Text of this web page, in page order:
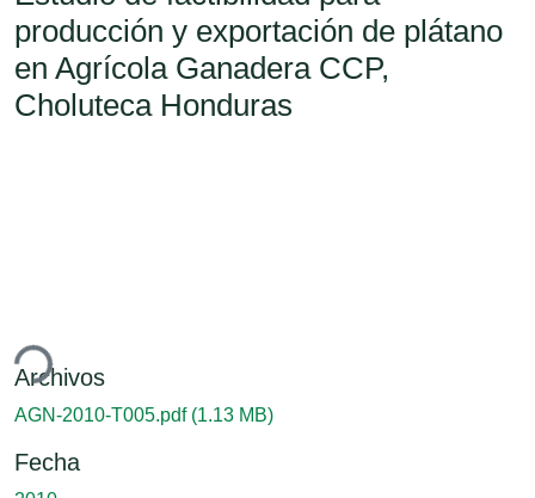
producción y exportación de plátano
en Agrícola Ganadera CCP,
Choluteca Honduras
Archivos
AGN-2010-T005.pdf (1.13 MB)
Fecha